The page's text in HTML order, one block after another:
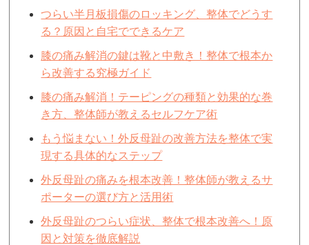
つらい半月板損傷のロッキング、整体でどうす
る？原因と自宅でできるケア
膝の痛み解消の鍵は靴と中敷き！整体で根本か
ら改善する究極ガイド
膝の痛み解消！テーピングの種類と効果的な巻
き方、整体師が教えるセルフケア術
もう悩まない！外反母趾の改善方法を整体で実
現する具体的なステップ
外反母趾の痛みを根本改善！整体師が教えるサ
ポーターの選び方と活用術
外反母趾のつらい症状、整体で根本改善へ！原
因と対策を徹底解説